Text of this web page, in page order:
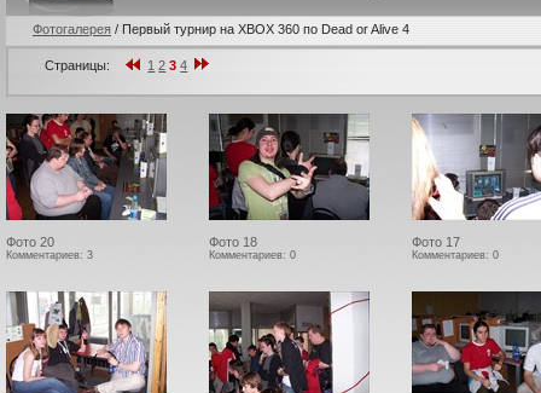
Фотогалерея / Первый турнир на XBOX 360 по Dead or Alive 4
Страницы: 1 2 3 4
Фото 20
Комментариев: 3
Фото 18
Комментариев: 0
Фото 17
Комментариев: 0